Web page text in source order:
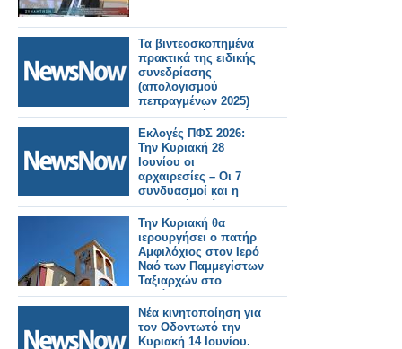
Τα βιντεοσκοπημένα
πρακτικά της ειδικής
συνεδρίασης
(απολογισμού
πεπραγμένων 2025)
της Κυριακή 5 Ιουλίου
2026.
Εκλογές ΠΦΣ 2026:
Την Κυριακή 28
Ιουνίου οι
αρχαιρεσίες – Οι 7
συνδυασμοί και η
σημερινή διοίκηση
Την Κυριακή θα
ιερουργήσει ο πατήρ
Αμφιλόχιος στον Ιερό
Ναό των Παμμεγίστων
Ταξιαρχών στο
Αγράμπελο.. .
Νέα κινητοποίηση για
τον Οδοντωτό την
Κυριακή 14 Ιουνίου.